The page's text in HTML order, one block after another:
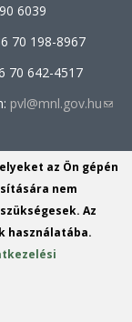
6039
70 198-8967
70642-4517
pvl@mnl.gov.hu(link
e-
mail)
Pest Megyei
dr. Schramek
az Ön gépén
nem
Az
használatába.